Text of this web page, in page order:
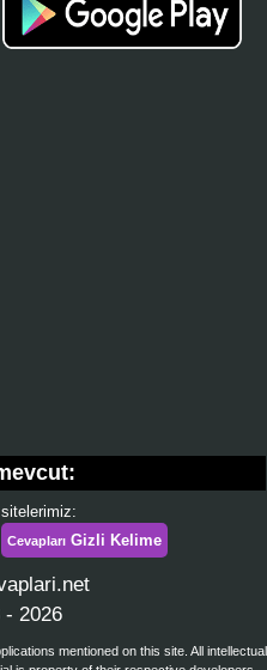
Cevapları Gizli Kelime
2026
mentioned on this site. All intellectual